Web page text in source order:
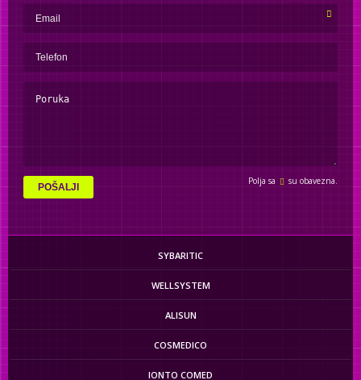
Polja sa su obavezna.
POŠALJI
SYBARITIC
WELLSYSTEM
ALISUN
COSMEDICO
IONTO COMED